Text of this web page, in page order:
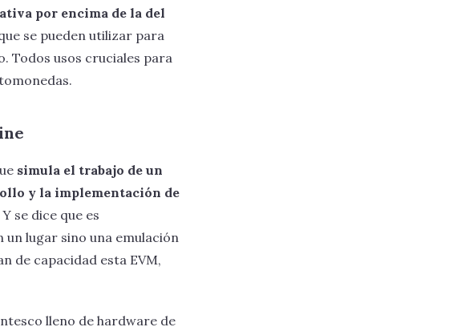
por encima de la del
se pueden utilizar para
Todos usos cruciales para
simula el trabajo de un
y la implementación de
Y se dice que es
un lugar sino una emulación
de capacidad esta EVM,
lleno de hardware de